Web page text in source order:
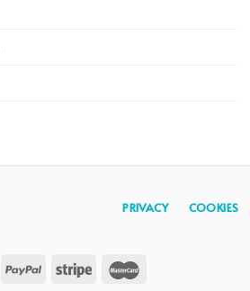
PRIVACY COOKIES